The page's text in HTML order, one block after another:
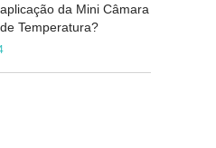
da Mini Câmara
Temperatura?